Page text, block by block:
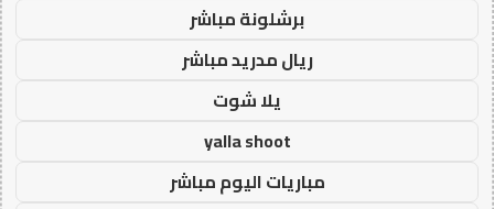
برشلونة مباشر
ريال مدريد مباشر
يلا شوت
yalla shoot
مباريات اليوم مباشر